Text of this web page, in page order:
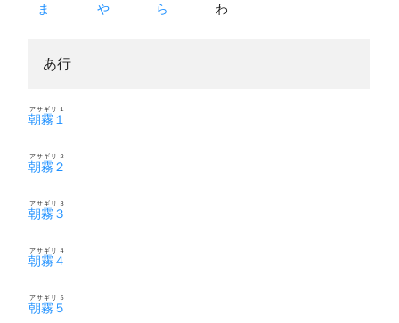
ま や ら わ
あ行
朝霧１
アサギリ１
朝霧２
アサギリ２
朝霧３
アサギリ３
朝霧４
アサギリ４
朝霧５
アサギリ５